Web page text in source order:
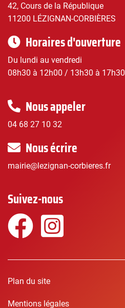
42, Cours de la République
11200 LÉZIGNAN-CORBIÈRES
Horaires d'ouverture
Du lundi au vendredi
08h30 à 12h00 / 13h30 à 17h30
Nous appeler
04 68 27 10 32
Nous écrire
mairie@lezignan-corbieres.fr
Suivez-nous
Facebook
Plan du site
Mentions légales